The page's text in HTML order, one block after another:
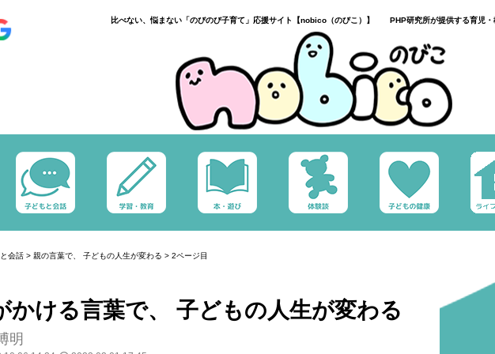
比べない、悩まない「のびのび子育て」応援サイト【nobico（のびこ）】 PHP研究所が提供する育児・
会話 > 親の言葉で、 子どもの人生が変わる > 2ページ目
かける言葉で、 子どもの人生が変わる
明